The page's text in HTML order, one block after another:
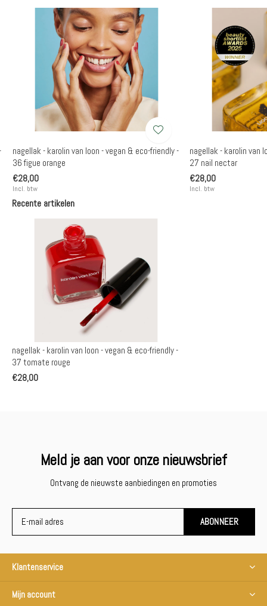
nagellak - karolin van loon - vegan & eco-friendly -
36 figue orange
€28,00
Incl. btw
nagellak - karolin van
27 nail nectar
€28,00
Incl. btw
Recente artikelen
nagellak - karolin van loon - vegan & eco-friendly -
37 tomate rouge
€28,00
Meld je aan voor onze nieuwsbrief
Ontvang de nieuwste aanbiedingen en promoties
ABONNEER
Klantenservice
Mijn account